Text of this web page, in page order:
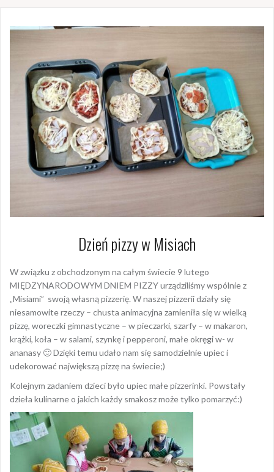
Dzień pizzy w Misiach
W związku z obchodzonym na całym świecie 9 lutego
MIĘDZYNARODOWYM DNIEM PIZZY urządziliśmy wspólnie z
„Misiami” swoją własną pizzerię. W naszej pizzerii działy się
niesamowite rzeczy – chusta animacyjna zamieniła się w wielką
pizzę, woreczki gimnastyczne – w pieczarki, szarfy – w makaron,
krążki, koła – w salami, szynkę i pepperoni, małe okręgi w- w
ananasy 🙂 Dzięki temu udało nam się samodzielnie upiec i
udekorować największą pizzę na świecie;)
Kolejnym zadaniem dzieci było upiec małe pizzerinki. Powstały
dzieła kulinarne o jakich każdy smakosz może tylko pomarzyć:)